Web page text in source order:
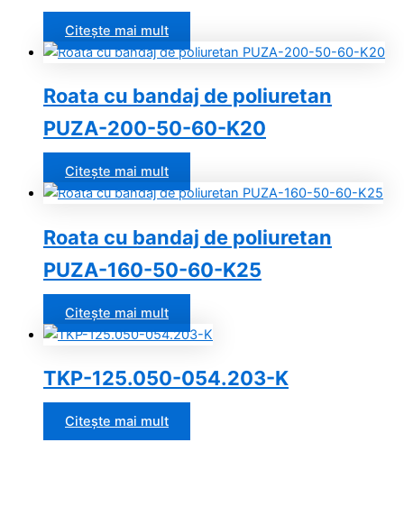
Citește mai mult
Roata cu bandaj de poliuretan
PUZA-200-50-60-K20
Citește mai mult
Roata cu bandaj de poliuretan
PUZA-160-50-60-K25
Citește mai mult
TKP-125.050-054.203-K
Citește mai mult